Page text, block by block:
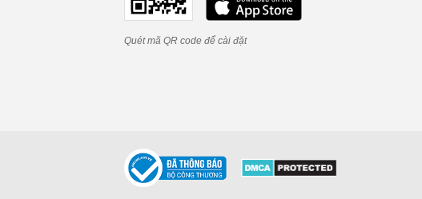
Quét mã QR code để cài đặt